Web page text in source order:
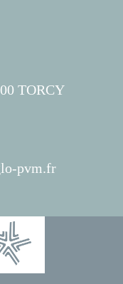
TORCY
pvm.fr